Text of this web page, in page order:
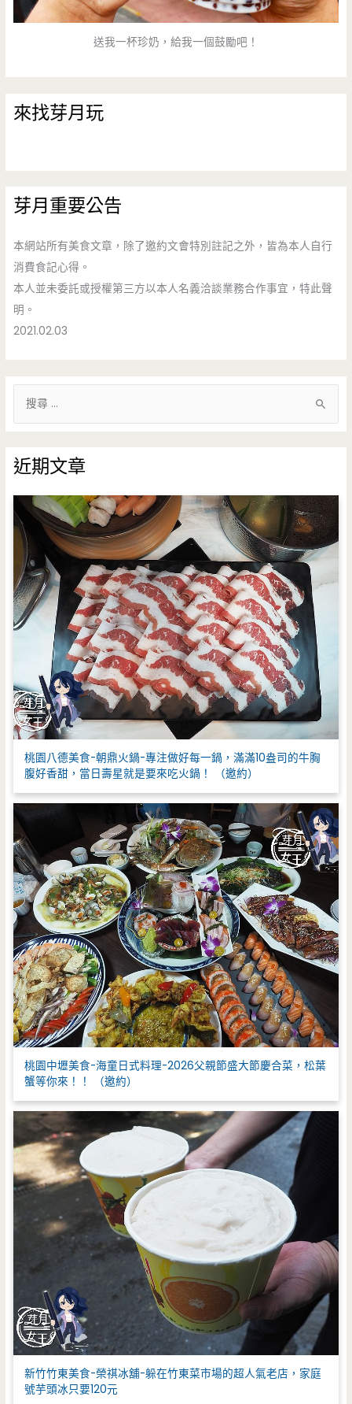
送我一杯珍奶，給我一個鼓勵吧！
來找芽月玩
芽月重要公告
本網站所有美食文章，除了邀約文會特別註記之外，皆為本人自行
消費食記心得。
本人並未委託或授權第三方以本人名義洽談業務合作事宜，特此聲
明。
2021.02.03
鍵
字
:
近期文章
桃園八德美食-朝鼎火鍋-專注做好每一鍋，滿滿10盎司的牛胸
腹好香甜，當日壽星就是要來吃火鍋！ （邀約）
桃園中壢美食-海童日式料理-2026父親節盛大節慶合菜，松葉
蟹等你來！！ （邀約）
新竹竹東美食-榮祺冰舖-躲在竹東菜市場的超人氣老店，家庭
號芋頭冰只要120元